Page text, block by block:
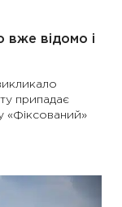
вже відомо і
припадає
«Фіксований»